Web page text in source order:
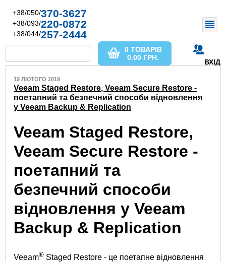
+38/050/370-3627
+38/093/220-0872
+38/044/257-2444
ВХІД
0 ТОВАРІВ
0.00 ГРН.
19 ЛЮТОГО 2019
Veeam Staged Restore, Veeam Secure Restore -
поетапний та безпечний способи відновлення
у Veeam Backup & Replication
Veeam Staged Restore,
Veeam Secure Restore -
поетапний та
безпечний способи
відновлення у Veeam
Backup & Replication
Veeam® Staged Restore - це поетапне відновлення